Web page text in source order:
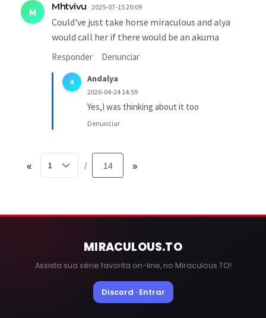
M Mhtvivu 2025-07-15 20:09
Could've just take horse miraculous and alya
would call her if there would be an akuma
Responder Denunciar
A Andalya
2026-04-24 14:59
Yes,I was thinking about it too
Denunciar
« / 14 »
MIRACULOUS.TO
Assista sua série favorita on-line, no Miraculous.TO!
Discord · Entrar